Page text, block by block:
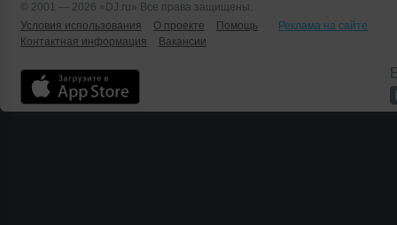
© 2001 — 2026 «DJ.ru» Все права защищены.
Условия использования
О проекте Помощь
Реклама на сайте
Контактная информация
Вакансии